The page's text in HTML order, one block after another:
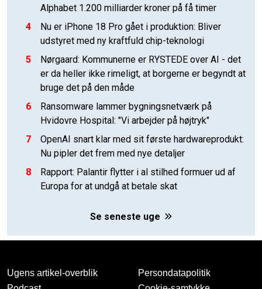
Alphabet 1.200 milliarder kroner på få timer
4
Nu er iPhone 18 Pro gået i produktion: Bliver
udstyret med ny kraftfuld chip-teknologi
5
Nørgaard: Kommunerne er RYSTEDE over AI - det
er da heller ikke rimeligt, at borgerne er begyndt at
bruge det på den måde
6
Ransomware lammer bygningsnetværk på
Hvidovre Hospital: "Vi arbejder på højtryk"
7
OpenAI snart klar med sit første hardwareprodukt:
Nu pipler det frem med nye detaljer
8
Rapport: Palantir flytter i al stilhed formuer ud af
Europa for at undgå at betale skat
Se seneste uge
Ugens artikel-overblik
Persondatapolitik